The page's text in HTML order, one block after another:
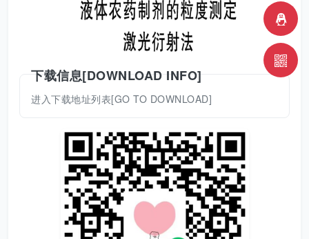
下载信息[DOWNLOAD INFO]
进入下载地址列表[GO TO DOWNLOAD]